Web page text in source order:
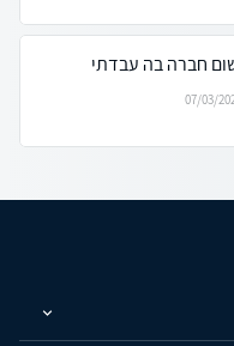
חברה בה עבדתי
07/03/